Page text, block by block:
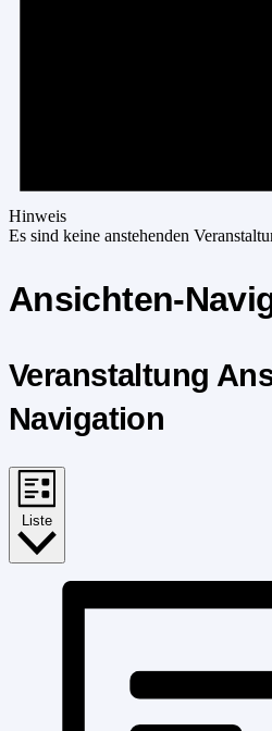
Hinweis
Es sind keine anstehenden
Ansichten-
Veranstaltung
Navigation
Liste